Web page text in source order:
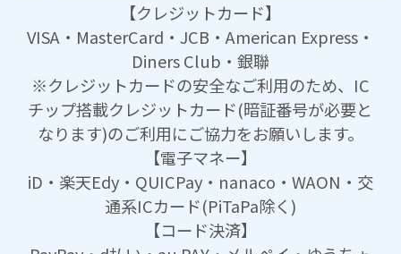
【クレジットカード】
VISA・MasterCard・JCB・American Express・
Diners Club・銀聯
※クレジットカードの安全なご利用のため、IC
チップ搭載クレジットカード(暗証番号が必要と
なります)のご利用にご協力をお願いします。
【電子マネー】
iD・楽天Edy・QUICPay・nanaco・WAON・交
通系ICカード(PiTaPa除く)
【コード決済】